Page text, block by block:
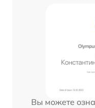
Вы можете